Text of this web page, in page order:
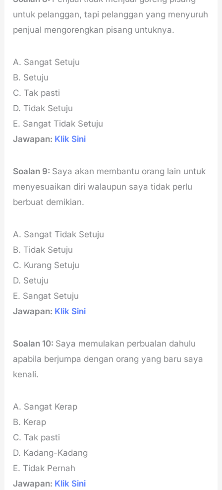
untuk pelanggan, tapi pelanggan yang menyuruh
penjual mengorengkan pisang untuknya.
A. Sangat Setuju
B. Setuju
C. Tak pasti
D. Tidak Setuju
E. Sangat Tidak Setuju
Jawapan: Klik Sini
Soalan 9: Saya akan membantu orang lain untuk
menyesuaikan diri walaupun saya tidak perlu
berbuat demikian.
A. Sangat Tidak Setuju
B. Tidak Setuju
C. Kurang Setuju
D. Setuju
E. Sangat Setuju
Jawapan: Klik Sini
Soalan 10: Saya memulakan perbualan dahulu
apabila berjumpa dengan orang yang baru saya
kenali.
A. Sangat Kerap
B. Kerap
C. Tak pasti
D. Kadang-Kadang
E. Tidak Pernah
Jawapan: Klik Sini